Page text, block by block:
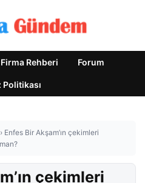
Firma Rehberi Forum
Politikası
› Enfes Bir Akşam’ın çekimleri
çekimleri